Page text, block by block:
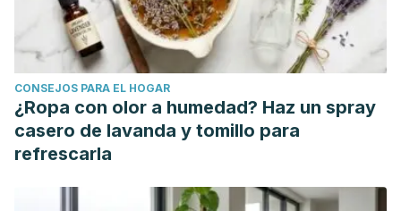
CONSEJOS PARA EL HOGAR
¿Ropa con olor a humedad? Haz un spray
casero de lavanda y tomillo para
refrescarla